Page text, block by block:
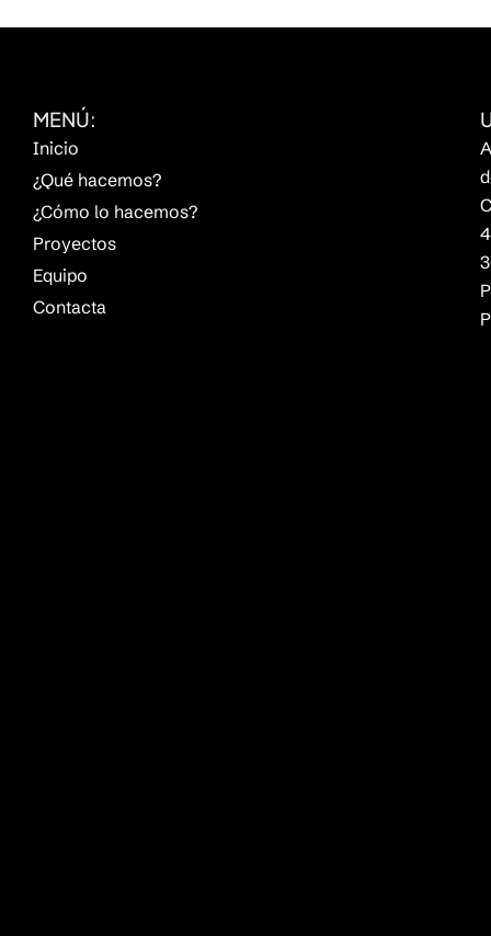
MENÚ:
Inicio
¿Qué hacemos?
¿Cómo lo hacemos?
Proyectos
Equipo
Contacta